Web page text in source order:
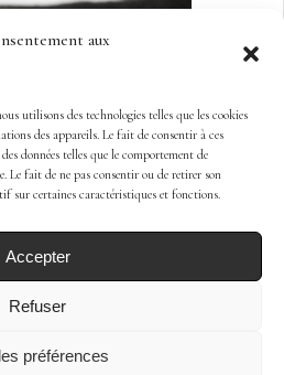
aux
utilisons des technologies telles que les cookies
des appareils. Le fait de consentir à ces
données telles que le comportement de
Le fait de ne pas consentir ou de retirer son
sur certaines caractéristiques et fonctions.
Accepter
Refuser
préférences
GÉNÉRALES DE VENTE